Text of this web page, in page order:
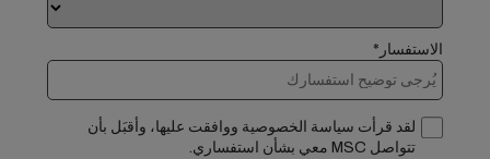
الاستفسار*
لقد قرأت سياسة الخصوصية ووافقت عليها، وأقبَل بأن
تتواصل MSC معي بشأن استفساري.